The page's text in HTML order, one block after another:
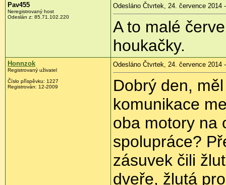
Pav455
Neregistrovaný host
Odeslán z: 85.71.102.220
Odesláno Čtvrtek, 24. července 2014
A to malé
houkačky.
Honnzok
Registrovaný uživatel
Číslo příspěvku: 1227
Registrován: 12-2009
Odesláno Čtvrtek, 24. července 2014
Dobrý den,
komunikace
oba motory na
spolupráce?
zásuvek čili
dveře, žlutá